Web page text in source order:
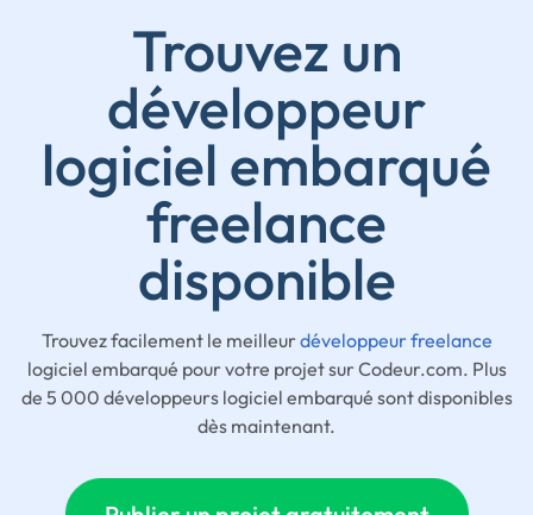
Trouvez un
développeur
logiciel embarqué
freelance
disponible
Trouvez facilement le meilleurdéveloppeur freelance
logiciel embarqué pour votre projet sur Codeur.com. Plus
de 5 000 développeurs logiciel embarqué sont disponibles
dès maintenant.